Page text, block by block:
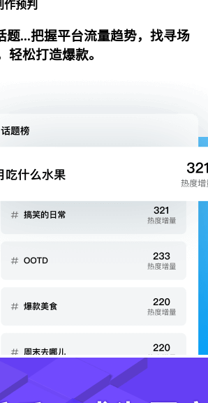
预判
题...把握平台流量趋势，找寻场
松打造爆款。